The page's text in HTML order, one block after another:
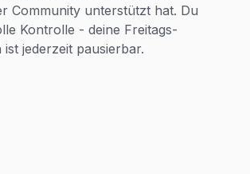
Community unterstützt hat. Du
Kontrolle - deine Freitags-
ist jederzeit pausierbar.